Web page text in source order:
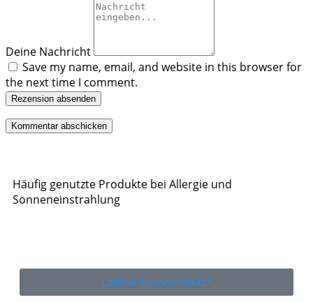
Deine Nachricht
Save my name, email, and website in this browser for
the next time I comment.
Rezension absenden
Häufig genutzte Produkte bei Allergie und
Sonneneinstrahlung
Ladival Sonnenschutz*